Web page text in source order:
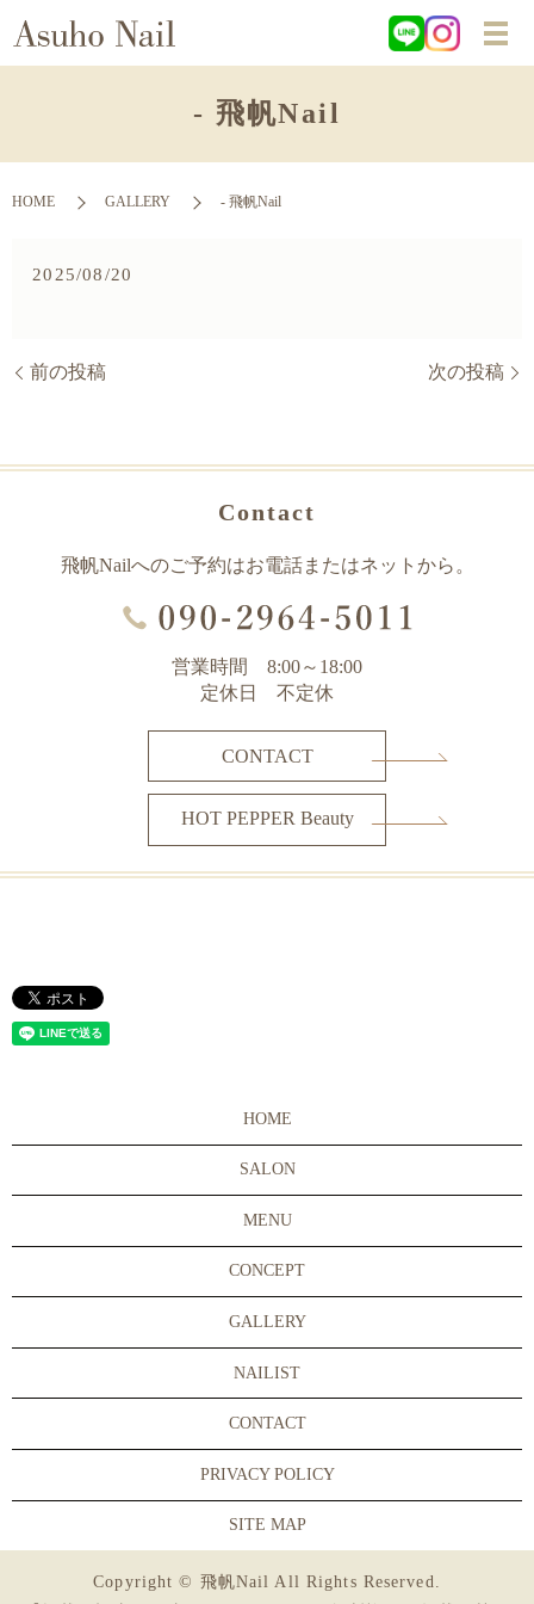
- 飛帆Nail
HOME GALLERY - 飛帆Nail
2025/08/20
前の投稿 次の投稿
Contact
飛帆Nailへのご予約はお電話またはネットから。
営業時間 8:00～18:00
定休日 不定休
CONTACT
HOT PEPPER Beauty
HOME
SALON
MENU
CONCEPT
GALLERY
NAILIST
CONTACT
PRIVACY POLICY
SITE MAP
Copyright © 飛帆Nail All Rights Reserved.